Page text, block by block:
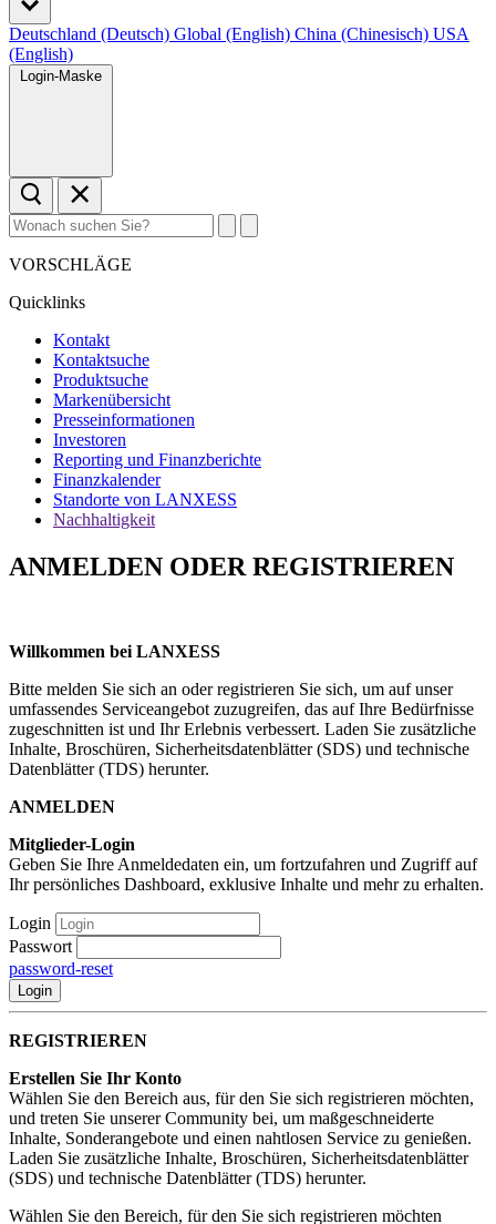
Deutschland (Deutsch) Global (English) China (Chinesisch) USA
(English)
Login-Maske
VORSCHLÄGE
Quicklinks
Kontakt
Kontaktsuche
Produktsuche
Markenübersicht
Presseinformationen
Investoren
Reporting und Finanzberichte
Finanzkalender
Standorte von LANXESS
Nachhaltigkeit
ANMELDEN ODER REGISTRIEREN
Willkommen bei LANXESS
Bitte melden Sie sich an oder registrieren Sie sich, um auf unser
umfassendes Serviceangebot zuzugreifen, das auf Ihre Bedürfnisse
zugeschnitten ist und Ihr Erlebnis verbessert. Laden Sie zusätzliche
Inhalte, Broschüren, Sicherheitsdatenblätter (SDS) und technische
Datenblätter (TDS) herunter.
ANMELDEN
Mitglieder-Login
Geben Sie Ihre Anmeldedaten ein, um fortzufahren und Zugriff auf
Ihr persönliches Dashboard, exklusive Inhalte und mehr zu erhalten.
Login
Passwort
password-reset
Login
REGISTRIEREN
Erstellen Sie Ihr Konto
Wählen Sie den Bereich aus, für den Sie sich registrieren möchten,
und treten Sie unserer Community bei, um maßgeschneiderte
Inhalte, Sonderangebote und einen nahtlosen Service zu genießen.
Laden Sie zusätzliche Inhalte, Broschüren, Sicherheitsdatenblätter
(SDS) und technische Datenblätter (TDS) herunter.
Wählen Sie den Bereich, für den Sie sich registrieren möchten